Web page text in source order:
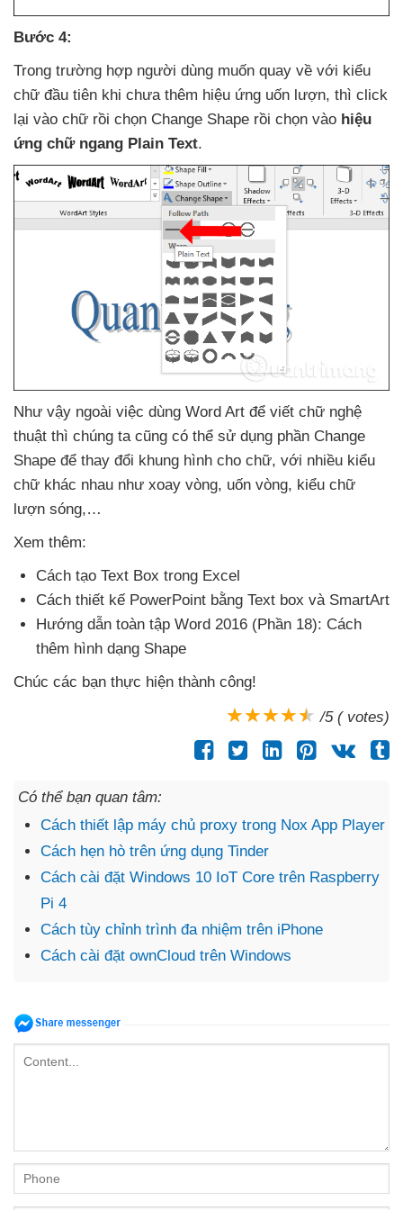
Bước 4:
Trong trường hợp người dùng muốn quay về với kiểu
chữ đầu tiên khi chưa thêm hiệu ứng uốn lượn, thì click
lại vào chữ rồi chọn Change Shape rồi chọn vào hiệu
ứng chữ ngang Plain Text.
Như vậy ngoài việc dùng Word Art để viết chữ nghệ
thuật thì chúng ta cũng có thể sử dụng phần Change
Shape để thay đổi khung hình cho chữ, với nhiều kiểu
chữ khác nhau như xoay vòng, uốn vòng, kiểu chữ
lượn sóng,…
Xem thêm:
Cách tạo Text Box trong Excel
Cách thiết kế PowerPoint bằng Text box và SmartArt
Hướng dẫn toàn tập Word 2016 (Phần 18): Cách
thêm hình dạng Shape
Chúc các bạn thực hiện thành công!
/5 ( votes)
Có thể bạn quan tâm:
Cách thiết lập máy chủ proxy trong Nox App Player
Cách hẹn hò trên ứng dụng Tinder
Cách cài đặt Windows 10 IoT Core trên Raspberry
Pi 4
Cách tùy chỉnh trình đa nhiệm trên iPhone
Cách cài đặt ownCloud trên Windows